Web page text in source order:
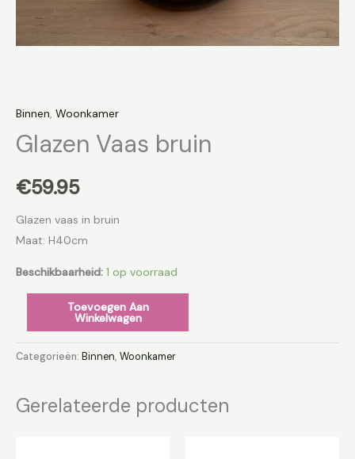
Binnen, Woonkamer
Glazen Vaas bruin
€59.95
Glazen vaas in bruin
Maat: H40cm
Beschikbaarheid: 1 op voorraad
Toevoegen Aan
Winkelwagen
Categorieën: Binnen, Woonkamer
Gerelateerde producten